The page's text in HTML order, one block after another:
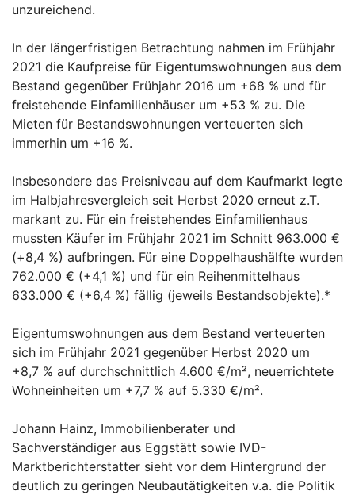
unzureichend.
In der längerfristigen Betrachtung nahmen im Frühjahr
2021 die Kaufpreise für Eigentumswohnungen aus dem
Bestand gegenüber Frühjahr 2016 um +68 % und für
freistehende Einfamilienhäuser um +53 % zu. Die
Mieten für Bestandswohnungen verteuerten sich
immerhin um +16 %.
Insbesondere das Preisniveau auf dem Kaufmarkt legte
im Halbjahresvergleich seit Herbst 2020 erneut z.T.
markant zu. Für ein freistehendes Einfamilienhaus
mussten Käufer im Frühjahr 2021 im Schnitt 963.000 €
(+8,4 %) aufbringen. Für eine Doppelhaushälfte wurden
762.000 € (+4,1 %) und für ein Reihenmittelhaus
633.000 € (+6,4 %) fällig (jeweils Bestandsobjekte).*
Eigentumswohnungen aus dem Bestand verteuerten
sich im Frühjahr 2021 gegenüber Herbst 2020 um
+8,7 % auf durchschnittlich 4.600 €/m², neuerrichtete
Wohneinheiten um +7,7 % auf 5.330 €/m².
Johann Hainz, Immobilienberater und
Sachverständiger aus Eggstätt sowie IVD-
Marktberichterstatter sieht vor dem Hintergrund der
deutlich zu geringen Neubautätigkeiten v.a. die Politik